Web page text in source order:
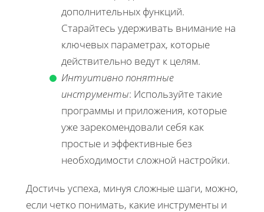
дополнительных функций.
Старайтесь удерживать внимание на
ключевых параметрах, которые
действительно ведут к целям.
Интуитивно понятные
инструменты: Используйте такие
программы и приложения, которые
уже зарекомендовали себя как
простые и эффективные без
необходимости сложной настройки.
Достичь успеха, минуя сложные шаги, можно,
если четко понимать, какие инструменты и